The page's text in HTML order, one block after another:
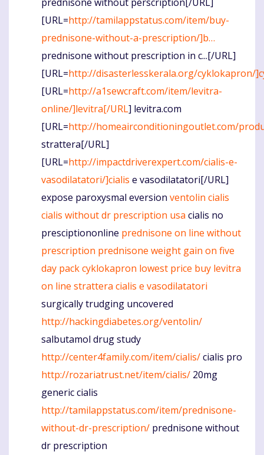
[URL=http://tamilappstatus.com/item/buy-
prednisone-without-a-prescription/]b…
prednisone without prescription in c...[/URL]
[URL=http://disasterlesskerala.org/cyklokapron/
[URL=http://a1sewcraft.com/item/levitra-
online/]levitra[/URL] levitra.com
[URL=http://homeairconditioningoutlet.com/
strattera[/URL]
[URL=http://impactdriverexpert.com/cialis-e-
vasodilatatori/]cialis e vasodilatatori[/URL]
expose paroxysmal eversion ventolin cialis
cialis without dr prescription usa cialis no
presciptiononline prednisone on line without
prescription prednisone weight gain on five
day packcyklokapron lowest price buy levitra
on line strattera cialis e vasodilatatori
surgically trudging uncovered
http://hackingdiabetes.org/ventolin/
salbutamol drug study
http://center4family.com/item/cialis/cialis pro
http://rozariatrust.net/item/cialis/ 20mg
generic cialis
http://tamilappstatus.com/item/prednisone-
without-dr-prescription/ prednisone without
dr prescription